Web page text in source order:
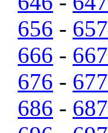
656 - 657
666 - 667
676 - 677
686 - 687